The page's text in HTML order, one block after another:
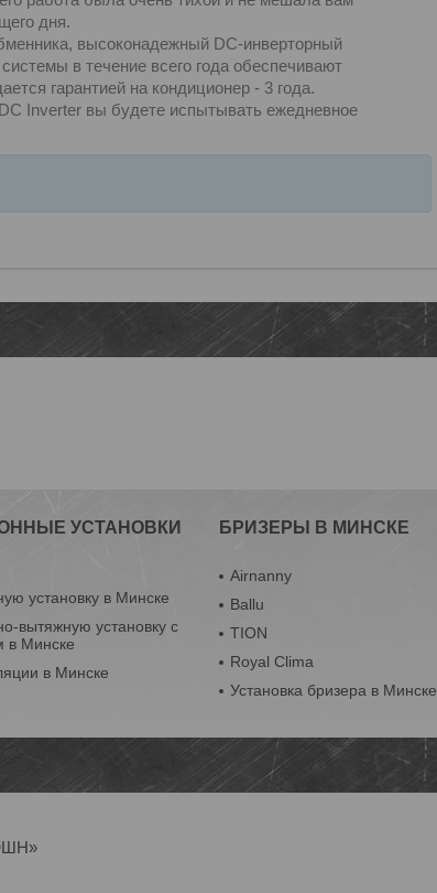
дня.
высоконадежный DC-инверторный
в течение всего года обеспечивают
гарантией на кондиционер - 3 года.
Inverter вы будете испытывать ежедневное
УСТАНОВКИ
установку в Минске
вытяжную установку с
в Минске
в Минске
БРИЗЕРЫ В МИНСКЕ
Airnanny
Ballu
TION
Royal Clima
Установка бризера в Минске